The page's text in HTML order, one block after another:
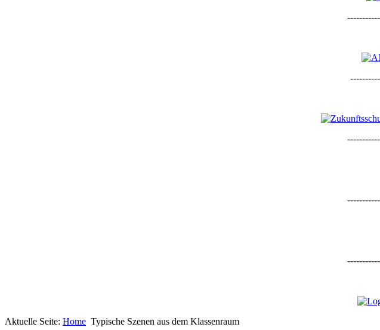
Aktuelle Seite: Home Typische Szenen aus dem Klassenraum